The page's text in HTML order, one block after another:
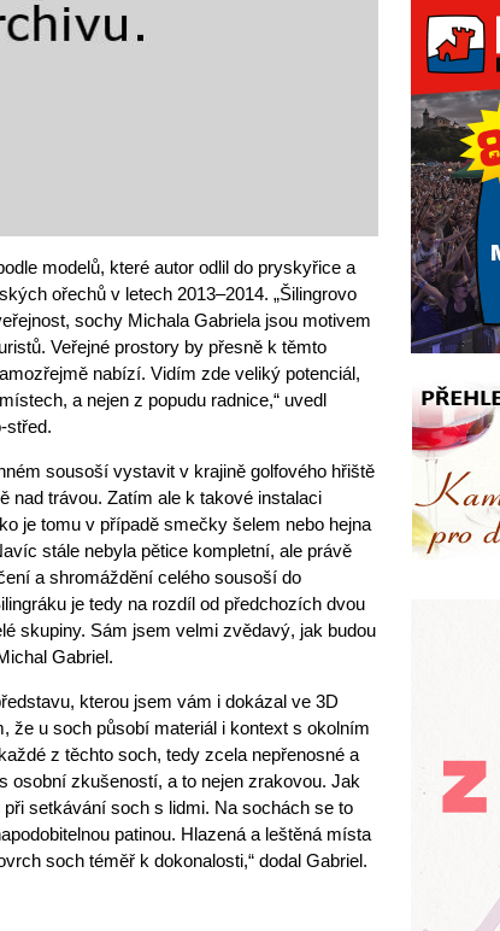
modelů, které autor odlil do pryskyřice a
ořechů v letech 2013–2014. „Šilingrovo
sochy Michala Gabriela jsou motivem
Veřejné prostory by přesně k těmto
nabízí. Vidím zde veliký potenciál,
a nejen z popudu radnice,“ uvedl
střed.
sousoší vystavit v krajině golfového hřiště
nad trávou. Zatím ale k takové instalaci
je tomu v případě smečky šelem nebo hejna
stále nebyla pětice kompletní, ale právě
a shromáždění celého sousoší do
je tedy na rozdíl od předchozích dvou
skupiny. Sám jsem velmi zvědavý, jak budou
Gabriel.
kterou jsem vám i dokázal ve 3D
že u soch působí materiál i kontext s okolním
z těchto soch, tedy zcela nepřenosné a
osobní zkušeností, a to nejen zrakovou. Jak
setkávání soch s lidmi. Na sochách se to
patinou. Hlazená a leštěná místa
soch téměř k dokonalosti,“ dodal Gabriel.